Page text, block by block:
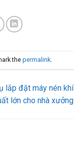
the permalink
lắp đặt máy nén khí
lớn cho nhà xưởng